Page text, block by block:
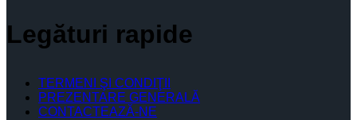
Legături rapide
TERMENI ŞI CONDIŢII
PREZENTARE GENERALĂ
CONTACTEAZĂ-NE